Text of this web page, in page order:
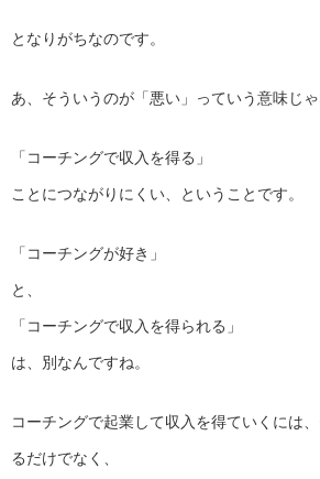
となりがちなのです。
あ、そういうのが「悪い」っていう意味じゃ
「コーチングで収入を得る」
ことにつながりにくい、ということです。
「コーチングが好き」
と、
「コーチングで収入を得られる」
は、別なんですね。
コーチングで起業して収入を得ていくには
るだけでなく、